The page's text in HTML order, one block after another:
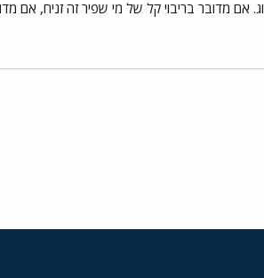
מדובר בריבוי קל של מי שפיר זה זניח, אם